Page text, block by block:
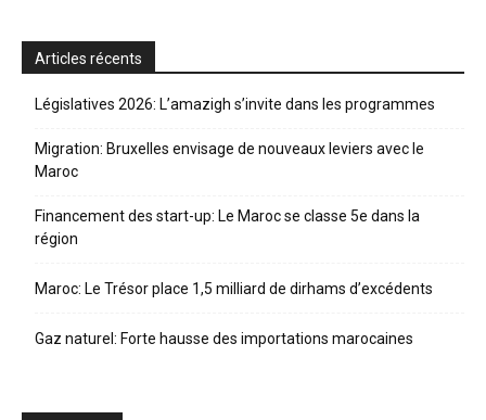
Articles récents
Législatives 2026: L’amazigh s’invite dans les programmes
Migration: Bruxelles envisage de nouveaux leviers avec le
Maroc
Financement des start-up: Le Maroc se classe 5e dans la
région
Maroc: Le Trésor place 1,5 milliard de dirhams d’excédents
Gaz naturel: Forte hausse des importations marocaines